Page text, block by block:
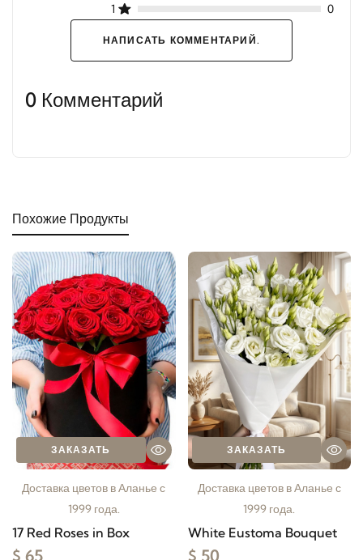
1
0
НАПИСАТЬ КОММЕНТАРИЙ.
0 Комментарий
Похожие Продукты
ЗАКАЗАТЬ
Доставка цветов в Аланье с
1999 года.
17 Red Roses in Box
$ 65
ЗАКАЗАТЬ
Доставка цветов в Аланье с
1999 года.
White Eustoma Bouquet
$ 50